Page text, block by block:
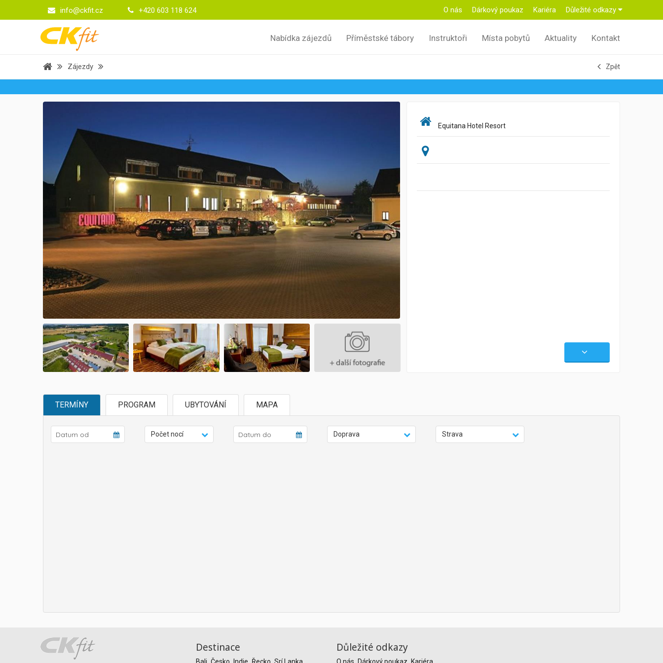
info@ckfit.cz +420 603 118 624 Důležité odkazy
Kariéra
Dárkový poukaz
O nás
Nabídka zájezdů Příměstské tábory Instruktoři Místa pobytů Aktuality Kontakt
Zájezdy Zpět
Equitana Hotel Resort
TERMÍNY PROGRAM UBYTOVÁNÍ MAPA
Počet nocí Doprava Strava
Destinace Důležité odkazy